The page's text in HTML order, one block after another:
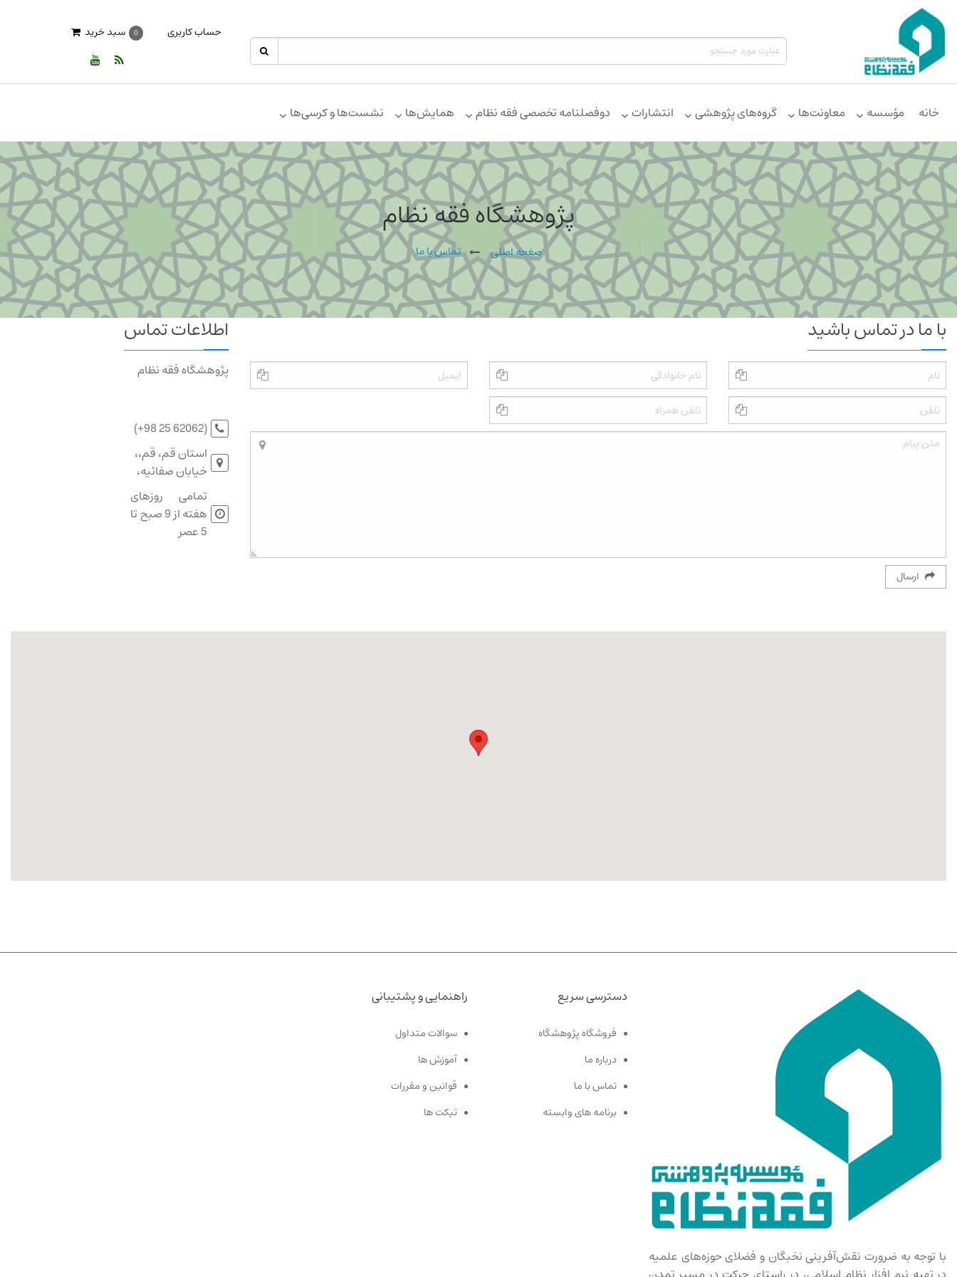
حساب کاربری 0 سبد خرید
خانه مؤسسه معاونت‌ها گروه‌های پژوهشی انتشارات دوفصلنامه تخصصی فقه نظام همایش‌ها نشست‌ها و کرسی‌ها
پژوهشگاه فقه نظام
صفحه اصلی تماس با ما
با ما در تماس باشید اطلاعات تماس
پژوهشگاه فقه نظام
(+98 25 62062)
استان قم، قم،،
خیابان صفائیه،
تمامی روزهای
هفته از 9 صبح تا
5 عصر
با توجه به ضرورت نقش‌آفرینی نخبگان و فضلای حوزه‌های علمیه
دسترسی سریع
فروشگاه پژوهشگاه
درباره ما
تماس با ما
برنامه های وابسته
راهنمایی و پشتیبانی
سوالات متداول
آموزش ها
قوانین و مقررات
تیکت ها